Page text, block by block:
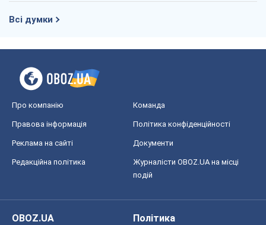
Всі думки
Про компанію Команда
Правова інформація Політика конфіденційності
Реклама на сайті Документи
Редакційна політика
Журналісти OBOZ.UA на місці
подій
OBOZ.UA
Політика